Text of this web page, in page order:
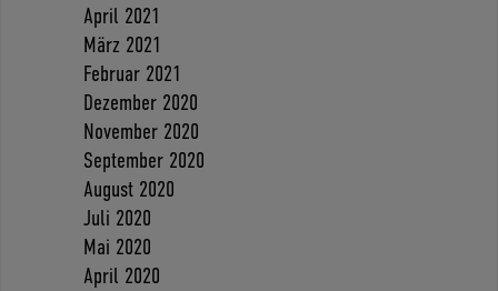
April 2021
März 2021
Februar 2021
Dezember 2020
November 2020
September 2020
August 2020
Juli 2020
Mai 2020
April 2020